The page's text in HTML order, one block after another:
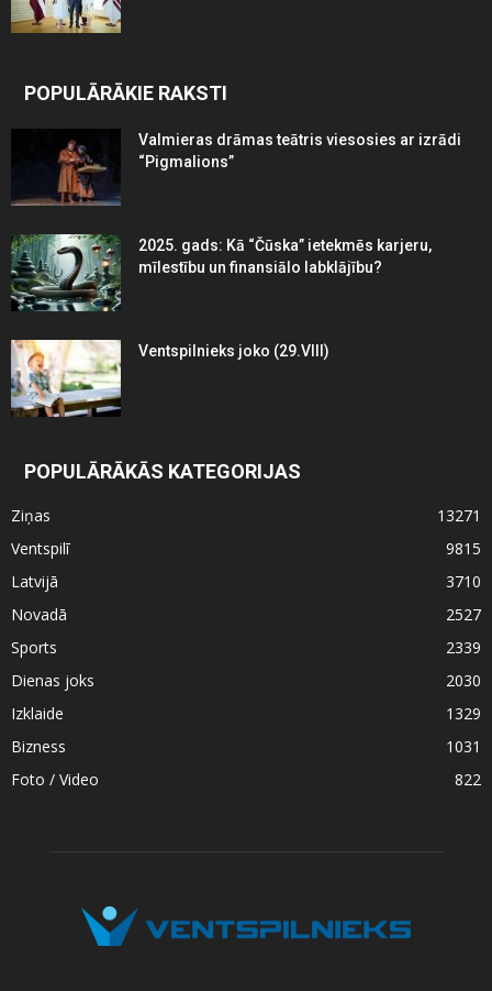
POPULĀRĀKIE RAKSTI
Valmieras drāmas teātris viesosies ar izrādi
“Pigmalions”
2025. gads: Kā “Čūska” ietekmēs karjeru,
mīlestību un finansiālo labklājību?
Ventspilnieks joko (29.VIII)
POPULĀRĀKĀS KATEGORIJAS
Ziņas
13271
Ventspilī
9815
Latvijā
3710
Novadā
2527
Sports
2339
Dienas joks
2030
Izklaide
1329
Bizness
1031
Foto / Video
822